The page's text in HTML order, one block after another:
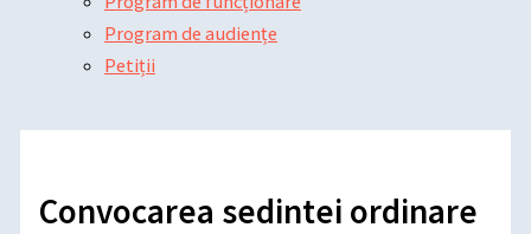
Program de audiențe
Petiții
Convocarea sedintei ordinare